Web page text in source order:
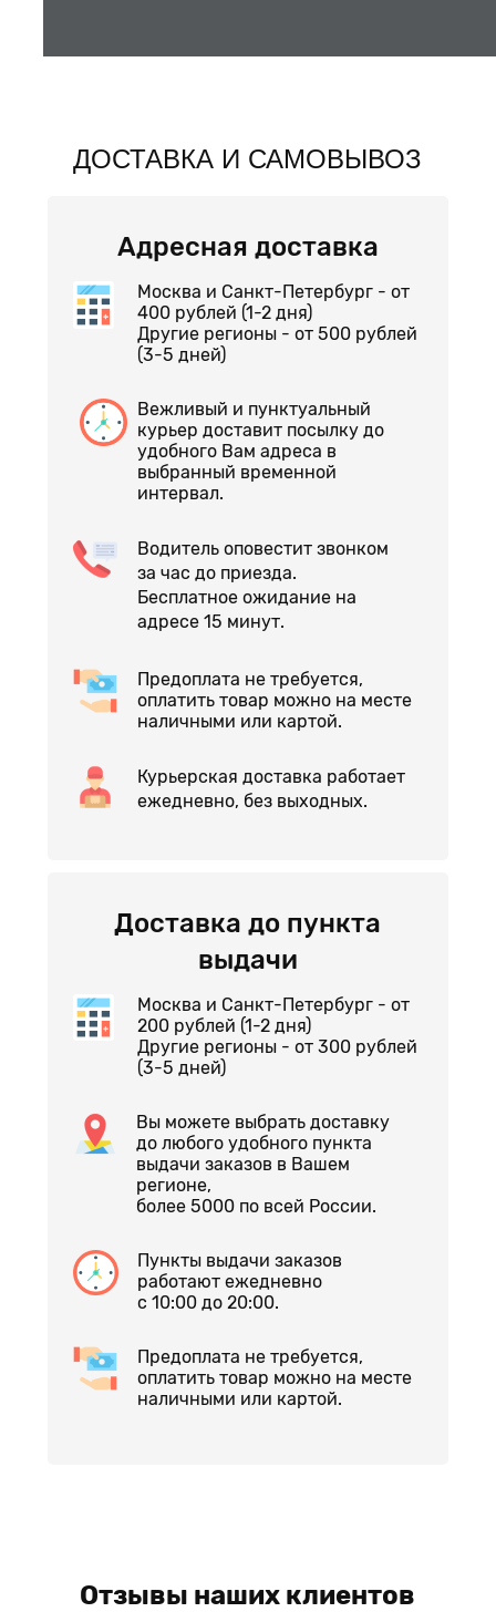
ДОСТАВКА И САМОВЫВОЗ
Адресная доставка
Москва и Санкт-Петербург - от
400 рублей (1-2 дня)
Другие регионы - от 500 рублей
(3-5 дней)
Вежливый и пунктуальный
курьер доставит посылку до
удобного Вам адреса в
выбранный временной
интервал.
Водитель оповестит звонком
за час до приезда.
Бесплатное ожидание на
адресе 15 минут.
Предоплата не требуется,
оплатить товар можно на месте
наличными или картой.
Курьерская доставка работает
ежедневно, без выходных.
Доставка до пункта
выдачи
Москва и Санкт-Петербург - от
200 рублей (1-2 дня)
Другие регионы - от 300 рублей
(3-5 дней)
Вы можете выбрать доставку
до любого удобного пункта
выдачи заказов в Вашем
регионе,
более 5000 по всей России.
Пункты выдачи заказов
работают ежедневно
с 10:00 до 20:00.
Предоплата не требуется,
оплатить товар можно на месте
наличными или картой.
Отзывы наших клиентов